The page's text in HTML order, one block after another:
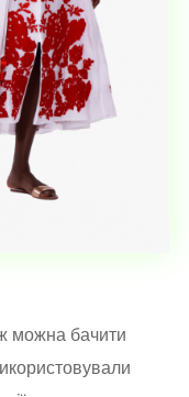
можна бачити